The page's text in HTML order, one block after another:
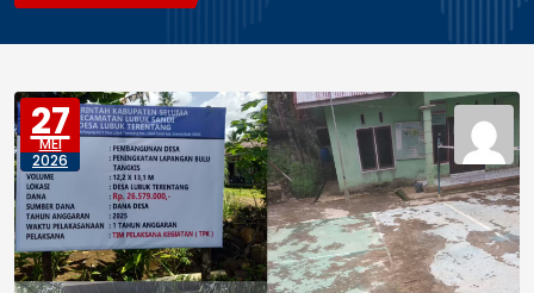
27
MEI
2026